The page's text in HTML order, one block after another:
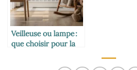
Veilleuse ou lampe :
que choisir pour la